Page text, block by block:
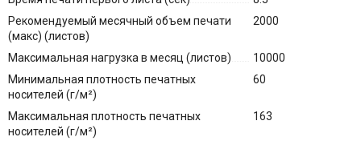
Рекомендуемый месячный объем печати
(макс) (листов)
2000
Максимальная нагрузка в месяц (листов)
10000
Минимальная плотность печатных
носителей (г/м²)
60
Максимальная плотность печатных
носителей (г/м²)
163